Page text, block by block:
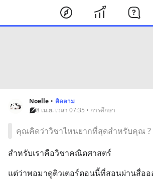
Noelle • ติดตาม
8 เม.ย. เวลา 07:35 • การศึกษา
คุณคิดว่าวิชาไหนยากที่สุดสำหรับคุณ ?
สำหรับเราคือวิชาคณิตศาสตร์
แต่ว่าพอมาดูติวเตอร์ตอนนี้ที่สอนผ่านสื่ออ